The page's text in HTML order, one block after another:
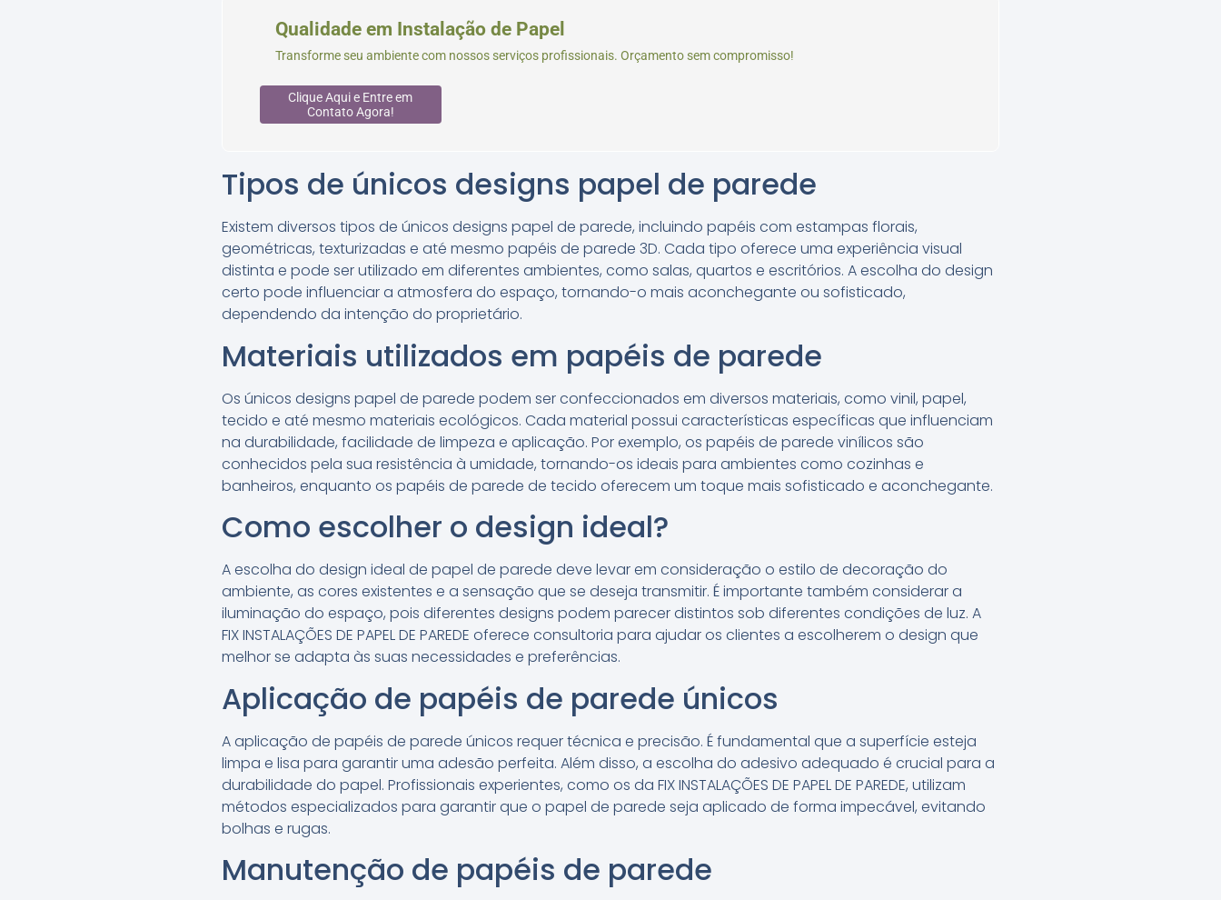
Qualidade em Instalação de Papel
Transforme seu ambiente com nossos serviços profissionais. Orçamento sem compromisso!
Clique Aqui e Entre em
Contato Agora!
Tipos de únicos designs papel de parede
Existem diversos tipos de únicos designs papel de parede, incluindo papéis com estampas florais,
geométricas, texturizadas e até mesmo papéis de parede 3D. Cada tipo oferece uma experiência visual
distinta e pode ser utilizado em diferentes ambientes, como salas, quartos e escritórios. A escolha do design
certo pode influenciar a atmosfera do espaço, tornando-o mais aconchegante ou sofisticado,
dependendo da intenção do proprietário.
Materiais utilizados em papéis de parede
Os únicos designs papel de parede podem ser confeccionados em diversos materiais, como vinil, papel,
tecido e até mesmo materiais ecológicos. Cada material possui características específicas que influenciam
na durabilidade, facilidade de limpeza e aplicação. Por exemplo, os papéis de parede vinílicos são
conhecidos pela sua resistência à umidade, tornando-os ideais para ambientes como cozinhas e
banheiros, enquanto os papéis de parede de tecido oferecem um toque mais sofisticado e aconchegante.
Como escolher o design ideal?
A escolha do design ideal de papel de parede deve levar em consideração o estilo de decoração do
ambiente, as cores existentes e a sensação que se deseja transmitir. É importante também considerar a
iluminação do espaço, pois diferentes designs podem parecer distintos sob diferentes condições de luz. A
FIX INSTALAÇÕES DE PAPEL DE PAREDE oferece consultoria para ajudar os clientes a escolherem o design que
melhor se adapta às suas necessidades e preferências.
Aplicação de papéis de parede únicos
A aplicação de papéis de parede únicos requer técnica e precisão. É fundamental que a superfície esteja
limpa e lisa para garantir uma adesão perfeita. Além disso, a escolha do adesivo adequado é crucial para a
durabilidade do papel. Profissionais experientes, como os da FIX INSTALAÇÕES DE PAPEL DE PAREDE, utilizam
métodos especializados para garantir que o papel de parede seja aplicado de forma impecável, evitando
bolhas e rugas.
Manutenção de papéis de parede